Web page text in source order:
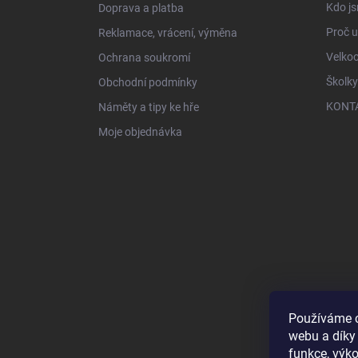
Používáme
webu a
funkce,
Doprava a platba
Reklamace, vrácení, výměna
Ochrana soukromí
Obchodní podmínky
Náměty a tipy ke hře
Moje objednávka
Kdo
Proč